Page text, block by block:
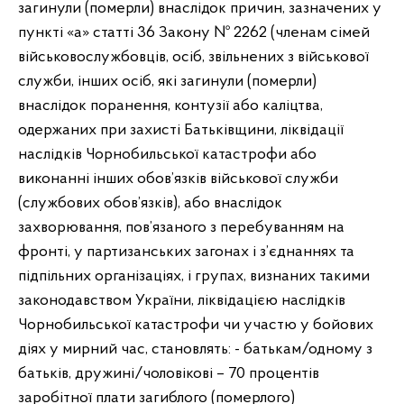
загинули (померли) внаслідок причин, зазначених у
пункті «а» статті 36 Закону № 2262 (членам сімей
військовослужбовців, осіб, звільнених з військової
служби, інших осіб, які загинули (померли)
внаслідок поранення, контузії або каліцтва,
одержаних при захисті Батьківщини, ліквідації
наслідків Чорнобильської катастрофи або
виконанні інших обов’язків військової служби
(службових обов’язків), або внаслідок
захворювання, пов’язаного з перебуванням на
фронті, у партизанських загонах і з’єднаннях та
підпільних організаціях, і групах, визнаних такими
законодавством України, ліквідацією наслідків
Чорнобильської катастрофи чи участю у бойових
діях у мирний час, становлять: - батькам/одному з
батьків, дружині/чоловікові – 70 процентів
заробітної плати загиблого (померлого)